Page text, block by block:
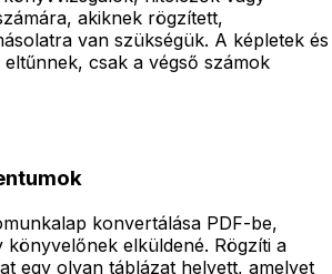
akiknek rögzített,
van szükségük. A képletek és
csak a végső számok
konvertálása PDF-be,
könyvelőnek elküldené. Rögzíti a
egy olyan táblázat helyett, amelyet